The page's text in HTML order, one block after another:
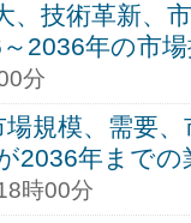
、技術革新、
2036年の市
分
規模、需要
2036年までの
時00分